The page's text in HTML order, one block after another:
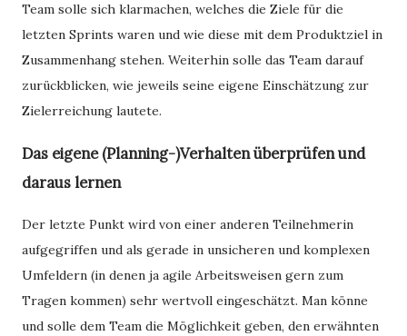
Team solle sich klarmachen, welches die Ziele für die
letzten Sprints waren und wie diese mit dem Produktziel in
Zusammenhang stehen. Weiterhin solle das Team darauf
zurückblicken, wie jeweils seine eigene Einschätzung zur
Zielerreichung lautete.
Das eigene (Planning-)Verhalten überprüfen und
daraus lernen
Der letzte Punkt wird von einer anderen Teilnehmerin
aufgegriffen und als gerade in unsicheren und komplexen
Umfeldern (in denen ja agile Arbeitsweisen gern zum
Tragen kommen) sehr wertvoll eingeschätzt. Man könne
und solle dem Team die Möglichkeit geben, den erwähnten